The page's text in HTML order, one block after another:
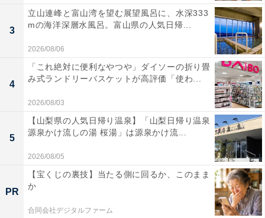
【あわせて買いたい】ハイコーキの人気商品5選
ハイコーキ「RP18DA」
HiKOKI(ハイコーキ) 18V 充電式 集じん機 RP18DA 乾湿
両用 蓄電池・充電機別売 RP18DA(NN)
3
立山連峰と富山湾を望む展望風呂に、水深333
mの海洋深層水風呂。富山県の人気日帰...
2026/08/06
4
「これ絶対に便利なやつや」ダイソーの折り畳
み式ランドリーバスケットが高評価「使わ...
2026/08/03
5
【山梨県の人気日帰り温泉】「山梨日帰り温泉
源泉かけ流しの湯 桜湯」は源泉かけ流...
2026/08/05
PR
【宝くじの裏技】当たる側に回るか、このまま
か
合同会社デジタルファーム